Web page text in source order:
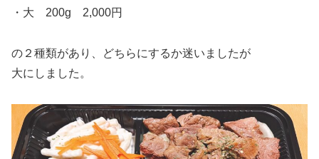
・大 200g 2,000円
の２種類があり、どちらにするか迷いましたが
大にしました。